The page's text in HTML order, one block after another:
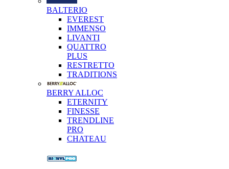
BALTERIO
EVEREST
IMMENSO
LIVANTI
QUATTRO
PLUS
RESTRETTO
TRADITIONS
BERRY ALLOC
ETERNITY
FINESSE
TRENDLINE
PRO
CHATEAU